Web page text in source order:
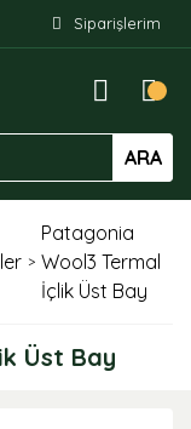
Siparişlerim
ARA
Patagonia
Wool3 Termal
İçlik Üst Bay
Üst Bay